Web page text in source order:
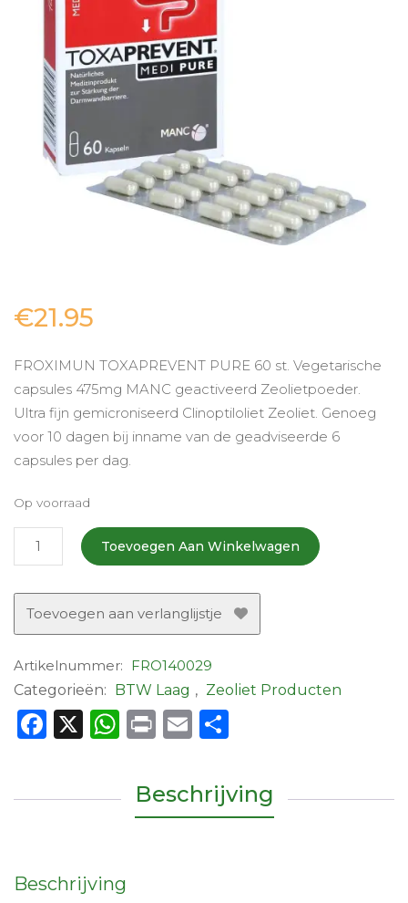
€21.95
FROXIMUN TOXAPREVENT PURE 60 st. Vegetarische
capsules 475mg MANC geactiveerd Zeolietpoeder.
Ultra fijn gemicroniseerd Clinoptiloliet Zeoliet. Genoeg
voor 10 dagen bij inname van de geadviseerde 6
capsules per dag.
Op voorraad
Zeoliet
capsules
stuks)
aantal
Toevoegen Aan Winkelwagen
Toevoegen aan verlanglijstje
Artikelnummer: FRO140029
Categorieën:
BTW Laag , Zeoliet Producten
Facebook
X WhatsApp
PrintEmail
Beschrijving
Beschrijving